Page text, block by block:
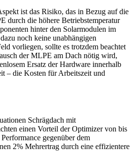
ist das Risiko, das in Bezug auf die
durch die höhere Betriebstemperatur
hinter den Solarmodulen im
noch keine unabhängigen
vorliegen, sollte es trotzdem beachtet
der MLPE am Dach nötig wird,
Ersatz der Hardware innerhalb
– die Kosten für Arbeitszeit und
Schrägdach mit
einen Vorteil der Optimizer von bis
gegenüber dem
2% Mehrertrag durch eine effizientere